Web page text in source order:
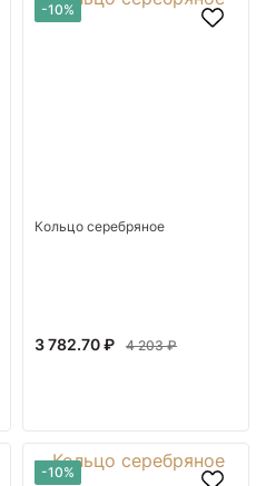
-10%
Кольцо серебряное
3 782.70 ₽ 4 203 ₽
-10%